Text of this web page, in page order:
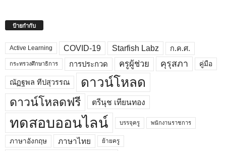
ป้ายกำกับ
Active Learning COVID-19 Starfish Labz ก.ค.ศ.
กระทรวงศึกษาธิการ การประกวด ครูผู้ช่วย คุรุสภา คู่มือ
ณัฏฐพล ทีปสุวรรณ ดาวน์โหลด
ดาวน์โหลดฟรี ตรีนุช เทียนทอง
ทดสอบออนไลน์ บรรจุครู พนักงานราชการ
ภาษาอังกฤษ ภาษาไทย ย้ายครู